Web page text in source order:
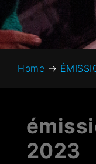
Home →
2023